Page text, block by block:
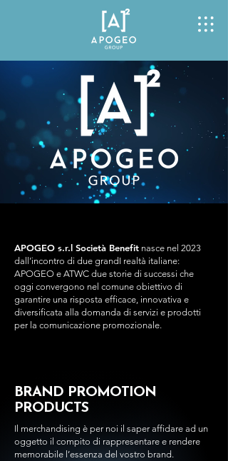
APOGEO s.r.l Società Benefit nasce nel 2023
dall’incontro di due grandI realtà italiane:
APOGEO e ATWC due storie di successi che
oggi convergono nel comune obiettivo di
garantire una risposta efficace, innovativa e
diversificata alla domanda di servizi e prodotti
per la comunicazione promozionale.
BRAND PROMOTION
PRODUCTS
Il merchandising è per noi il saper affidare ad un
oggetto il compito di rappresentare e rendere
memorabile l’essenza del vostro brand.